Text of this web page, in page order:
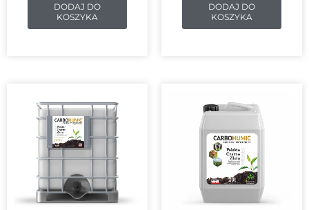
DODAJ DO
KOSZYKA
DODAJ DO
KOSZYKA